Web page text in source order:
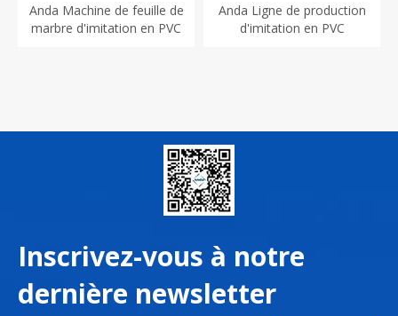
Anda Machine de feuille de
marbre d'imitation en PVC
Anda Ligne de production
d'imitation en PVC
Inscrivez-vous à notre
dernière newsletter